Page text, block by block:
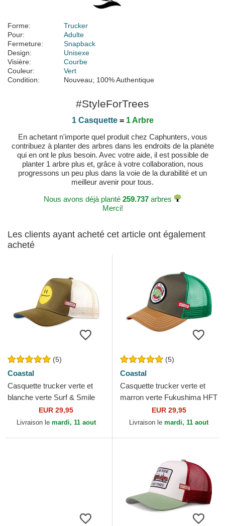
Forme:
Trucker
Pour:
Adulte
Fermeture:
Snapback
Design:
Unisexe
Visière:
Courbe
Couleur:
Vert
Condition:
Nouveau; 100% Authentique
#StyleForTrees
1 Casquette= 1 Arbre
En achetant n'importe quel produit chez Caphunters, vous
contribuez à planter des arbres dans les endroits de la planète
qui en ont le plus besoin. Avec votre aide, il est possible de
planter 1 arbre plus et, grâce à votre collaboration, nous
progressons un peu plus dans la voie de la durabilité et un
meilleur avenir pour tous.
Nous avons déjà planté 259.737 arbres
Merci!
Les clients ayant acheté cet article ont également
acheté
(5)
Coastal
Casquette trucker verte et
blanche verte Surf & Smile
HFT CoastalEUR 29,95
Livraison le mardi, 11 aout
(5)
Coastal
Casquette trucker verte et
marron verte Fukushima HFT
EUR 29,95
Livraison le mardi, 11 aout